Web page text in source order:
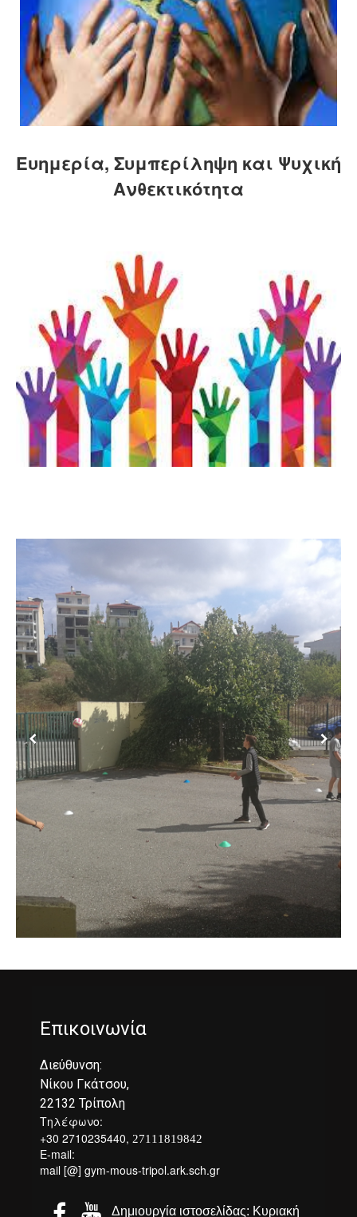
Ευημερία, Συμπερίληψη και Ψυχική
Ανθεκτικότητα
Επικοινωνία
Διεύθυνση:
Νίκου Γκάτσου,
22132 Τρίπολη
Τηλέφωνο:
+30 2710235440, 27111819842
E-mail:
mail [@] gym-mous-tripol.ark.sch.gr
Δημιουργία ιστοσελίδας: Κυριακή